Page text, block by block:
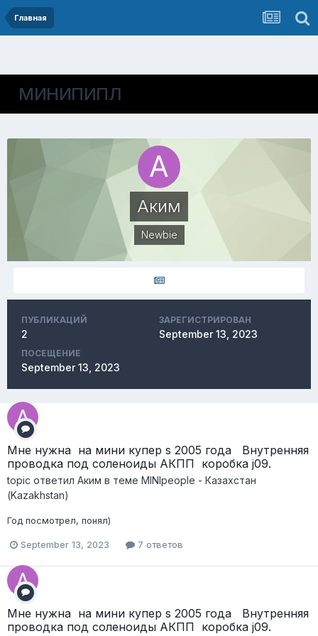
Главная
МИНИПИПЛ
Аким
Newbie
ПУБЛИКАЦИЙ
2
ЗАРЕГИСТРИРОВАН
September 13, 2023
ПОСЕЩЕНИЕ
September 13, 2023
Мне нужна на мини купер s 2005 года Внутренняя
проводка под соленоиды АКПП коробка j09.
topic ответил Аким в теме MINIpeople - Казахстан
(Kazakhstan)
Год посмотрел, понял)
September 13, 2023 7 ответов
Мне нужна на мини купер s 2005 года Внутренняя
проводка под соленоиды АКПП коробка j09.